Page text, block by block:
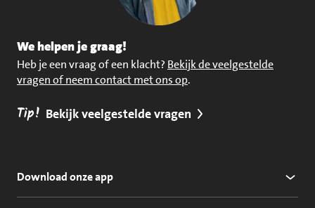
We helpen je graag!
Heb je een vraag of een klacht? Bekijk de veelgestelde
vragen of neem contact met ons op.
Tip! Bekijk veelgestelde vragen
Download onze app